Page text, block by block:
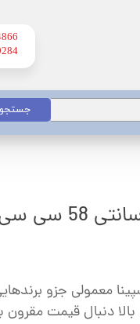
معمولی جزو
دنبال قیمت مقرون